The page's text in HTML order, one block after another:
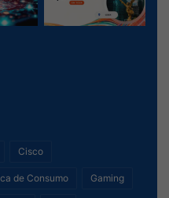
Cisco
de Consumo Gaming